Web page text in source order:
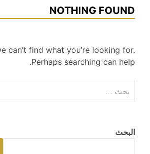
NOTHING FOUND
can’t find what you’re looking for.
Perhaps searching can help.
عن:
البحث